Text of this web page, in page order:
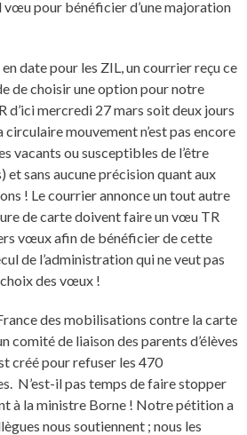
vœu pour bénéficier d’une majoration
date pour les ZIL, un courrier reçu ce
de choisir une option pour notre
mercredi 27 mars soit deux jours
mouvement n’est pas encore
vacants ou susceptibles de l’être
et sans aucune précision quant aux
! Le courrier annonce un tout autre
de carte doivent faire un vœu TR
vœux afin de bénéficier de cette
de l’administration qui ne veut pas
des vœux !
des mobilisations contre la carte
comité de liaison des parents d’élèves
créé pour refuser les 470
N’est-il pas temps de faire stopper
à la ministre Borne ! Notre pétition a
nous soutiennent ; nous les